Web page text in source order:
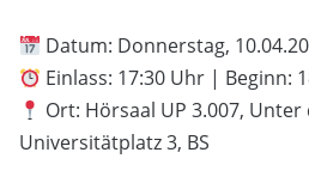
Datum: Donnerstag,
Einlass: 17:30 Uhr | Beginn:
Ort: Hörsaal UP 3.007,
Universitätplatz 3, BS